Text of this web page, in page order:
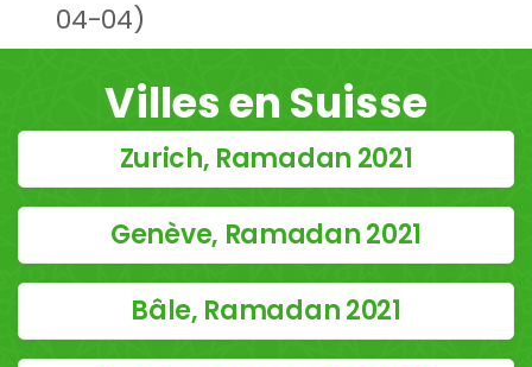
04-04)
Villes en Suisse
Zurich, Ramadan 2021
Genève, Ramadan 2021
Bâle, Ramadan 2021